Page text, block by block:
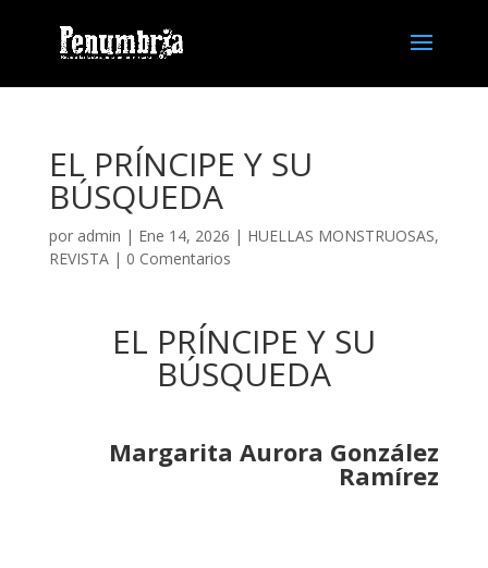
EL PRÍNCIPE Y SU
BÚSQUEDA
por admin | Ene 14, 2026 | HUELLAS MONSTRUOSAS,
REVISTA| 0 Comentarios
EL PRÍNCIPE Y SU
BÚSQUEDA
Margarita Aurora González
Ramírez